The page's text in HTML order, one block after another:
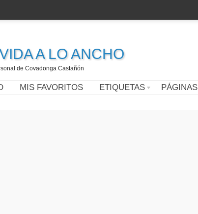
A LO ANCHO
de Covadonga Castañón
MIS FAVORITOS ETIQUETAS PÁGINAS